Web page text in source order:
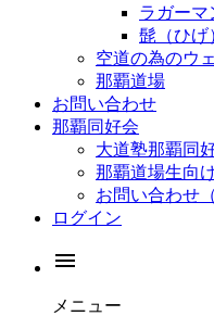
ラガーマ
髭（ひげ
空道の為のウ
那覇道場
お問い合わせ
那覇同好会
大道塾那覇同
那覇道場生向
お問い合わせ
ログイン

メニュー